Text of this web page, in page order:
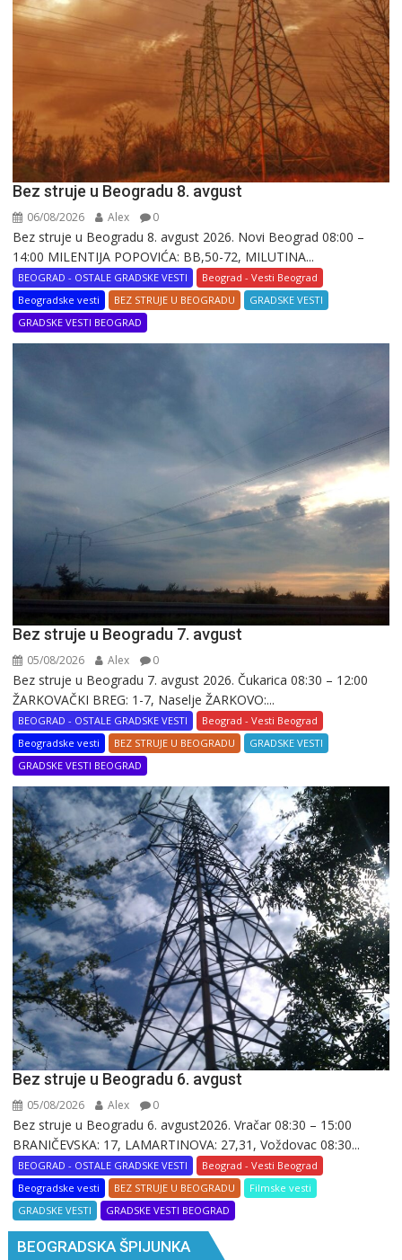
Bez struje u Beogradu 8. avgust
06/08/2026 Alex 0
Bez struje u Beogradu 8. avgust 2026. Novi Beograd 08:00 –
14:00 MILENTIJA POPOVIĆA: BB,50-72, MILUTINA...
BEOGRAD - OSTALE GRADSKE VESTI
Beograd - Vesti Beograd
Beogradske vesti
BEZ STRUJE U BEOGRADU
GRADSKE VESTI
GRADSKE VESTI BEOGRAD
Bez struje u Beogradu 7. avgust
05/08/2026 Alex 0
Bez struje u Beogradu 7. avgust 2026. Čukarica 08:30 – 12:00
ŽARKOVAČKI BREG: 1-7, Naselje ŽARKOVO:...
BEOGRAD - OSTALE GRADSKE VESTI
Beograd - Vesti Beograd
Beogradske vesti
BEZ STRUJE U BEOGRADU
GRADSKE VESTI
GRADSKE VESTI BEOGRAD
Bez struje u Beogradu 6. avgust
05/08/2026 Alex 0
Bez struje u Beogradu 6. avgust2026. Vračar 08:30 – 15:00
BRANIČEVSKA: 17, LAMARTINOVA: 27,31, Voždovac 08:30...
BEOGRAD - OSTALE GRADSKE VESTI
Beograd - Vesti Beograd
Beogradske vesti
BEZ STRUJE U BEOGRADU
Filmske vesti
GRADSKE VESTI
GRADSKE VESTI BEOGRAD
BEOGRADSKA ŠPIJUNKA